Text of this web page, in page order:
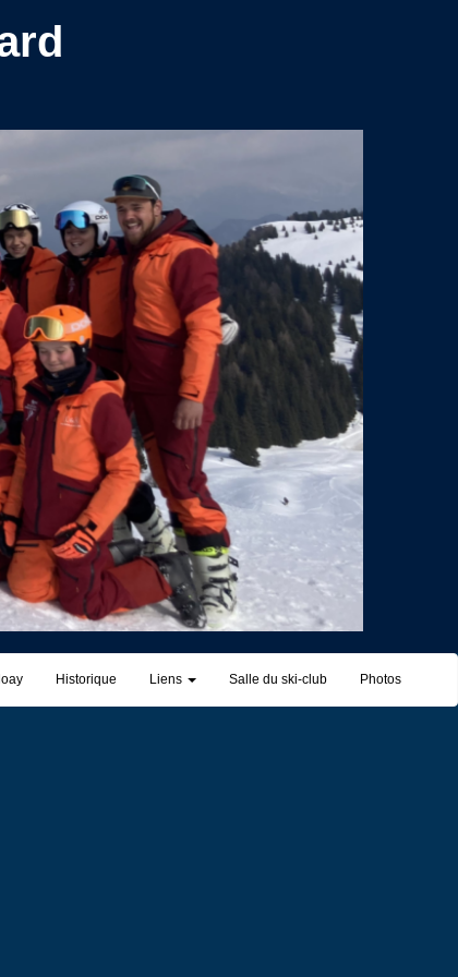
Historique Liens Salle du ski-club Photos